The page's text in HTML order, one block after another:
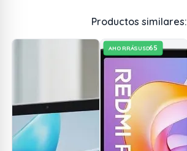
Productos similares:
AHORRÁSUSD65